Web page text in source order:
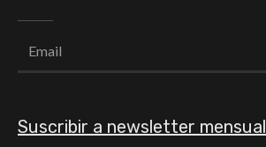
Suscribir a newsletter mensual